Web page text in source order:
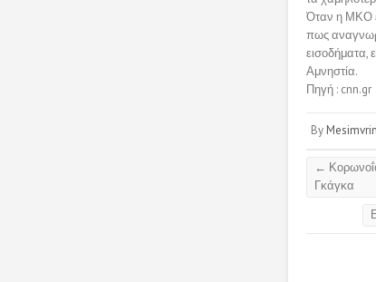
Όταν η ΜΚΟ
πως
εισοδήματα,
Αμνηστία.
Πηγή : cnn.gr
By
←
Γκάγκα